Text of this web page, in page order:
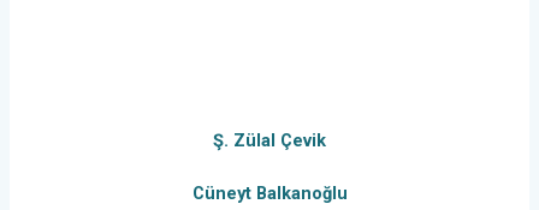
Ş. Zülal Çevik
Cüneyt Balkanoğlu